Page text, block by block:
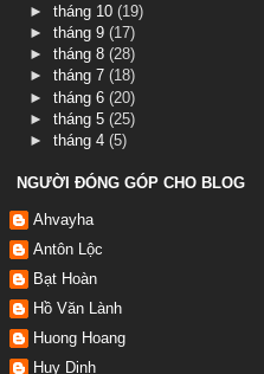
► tháng 10 (19)
► tháng 9 (17)
► tháng 8 (28)
► tháng 7 (18)
► tháng 6 (20)
► tháng 5 (25)
► tháng 4 (5)
NGƯỜI ĐÓNG GÓP CHO BLOG
Ahvayha
Antôn Lộc
Bạt Hoàn
Hồ Văn Lành
Huong Hoang
Huy Dinh